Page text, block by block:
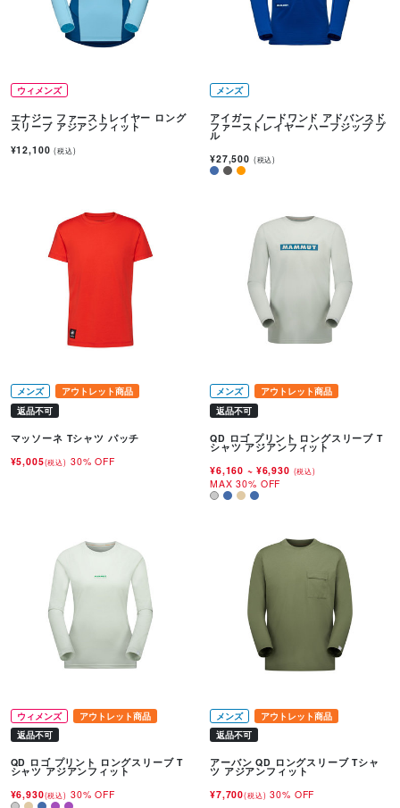
ウィメンズ
エナジー ファーストレイヤー ロング
スリーブ アジアンフィット
¥12,100(税込)
メンズ
アイガー ノードワンド アドバンスド
ファーストレイヤー ハーフジップ プ
ル
¥27,500 (税込)
メンズ
アウトレット商品
返品不可
マッソーネ Tシャツ パッチ
¥5,005(税込) 30% OFF
メンズ
アウトレット商品
返品不可
QD ロゴ プリント ロングスリーブ T
シャツ アジアンフィット
¥6,160 ~ ¥6,930 (税込)
MAX 30% OFF
ウィメンズ
アウトレット商品
返品不可
QD ロゴ プリント ロングスリーブ T
シャツ アジアンフィット
¥6,930(税込) 30% OFF
メンズ
アウトレット商品
返品不可
アーバン QD ロングスリーブ Tシャ
ツ アジアンフィット
¥7,700(税込) 30% OFF